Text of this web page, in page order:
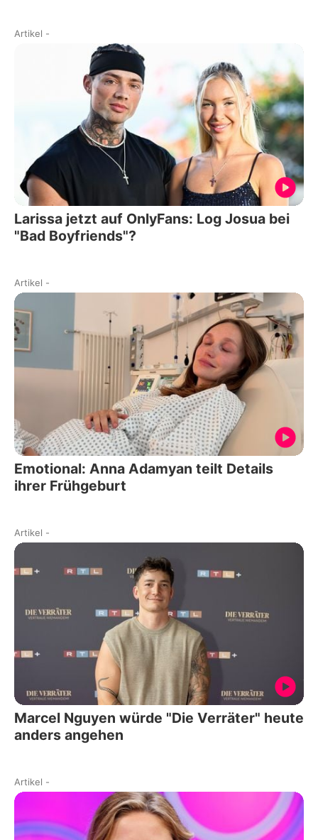
Artikel -
Larissa jetzt auf OnlyFans: Log Josua bei
"Bad Boyfriends"?
Artikel -
Emotional: Anna Adamyan teilt Details
ihrer Frühgeburt
Artikel -
Marcel Nguyen würde "Die Verräter" heute
anders angehen
Artikel -